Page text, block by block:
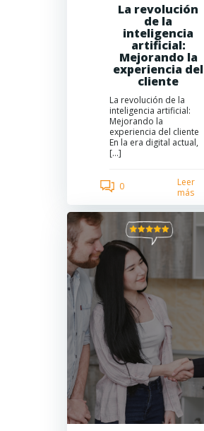
La revolución
de la
inteligencia
artificial:
Mejorando la
experiencia del
cliente
La revolución de la
inteligencia artificial:
Mejorando la
experiencia del cliente
En la era digital actual,
[…]
0
Leer
más